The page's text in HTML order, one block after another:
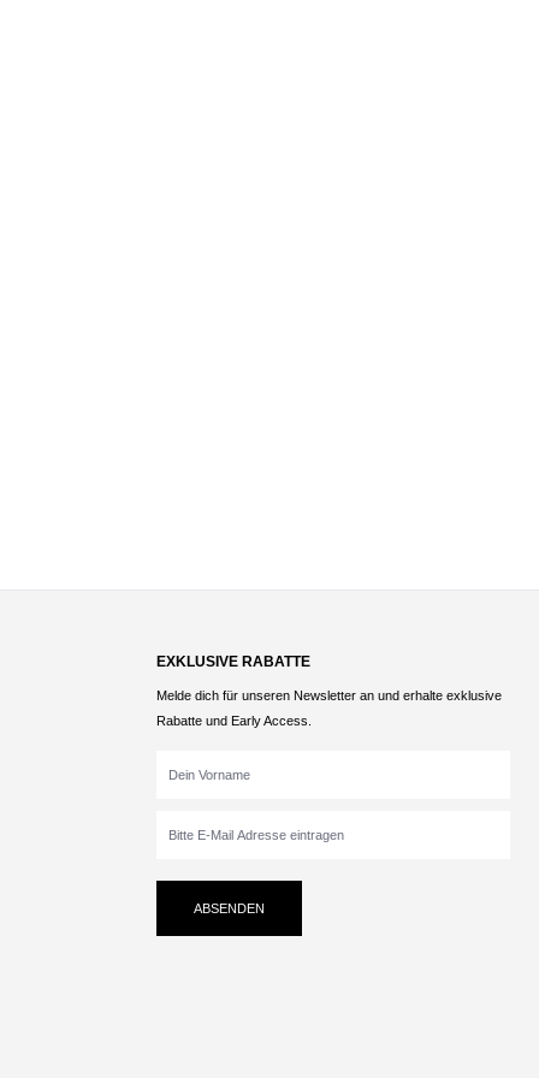
EXKLUSIVE RABATTE
Melde dich für unseren Newsletter an und erhalte exklusive
Rabatte und Early Access.
ABSENDEN